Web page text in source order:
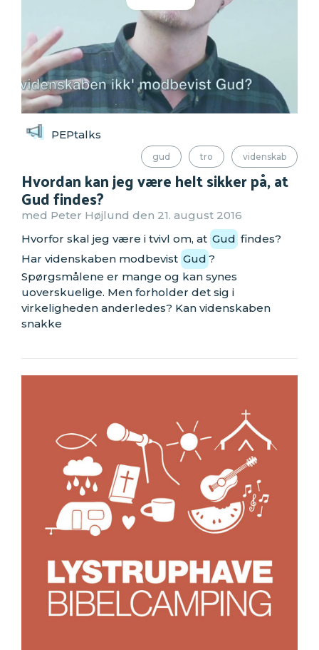
PEPtalks
gud tro videnskab
Hvordan kan jeg være helt sikker på, at
Gud findes?
med Peter Højlund den 21. august 2016
Hvorfor skal jeg være i tvivl om, at Gud findes?
Har videnskaben modbevist Gud ?
Spørgsmålene er mange og kan synes
uoverskuelige. Men forholder det sig i
virkeligheden anderledes? Kan videnskaben
snakke